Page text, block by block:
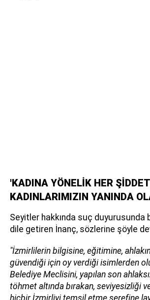
'KADINA YÖNELİK HER
KADINLARIMIZIN YANINDA
Seyitler hakkında suç duyurusunda
dile getiren İnanç, sözlerine şöyle
"İzmirlilerin bilgisine, eğitimine,
güvendiği için oy verdiği isimlerden
Belediye Meclisini, yapılan son
töhmet altında bırakan, seviyesizliği
hiçbir İzmirliyi temsil etme şerefine